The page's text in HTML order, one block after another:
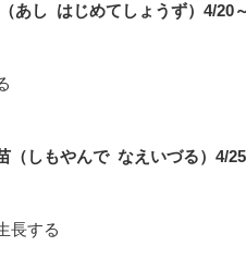
（あし はじめてしょうず）4/20
（しもやんで なえいづる）4/
長する